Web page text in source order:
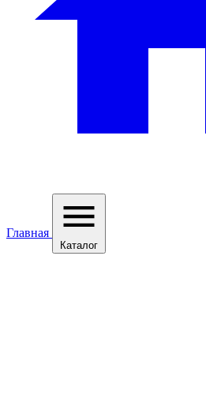
Главная
Каталог